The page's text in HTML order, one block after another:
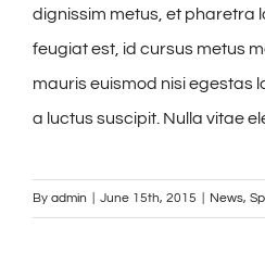
dignissim metus, et pharetra
feugiat est, id cursus metus
mauris euismod nisi egestas
a luctus suscipit. Nulla vitae
By admin June 15th, 2015 News,